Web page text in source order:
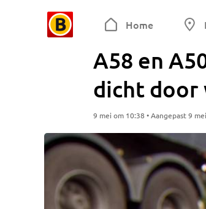
Home
A58 en
dicht door
9 mei om 10:38 • Aangepast 9